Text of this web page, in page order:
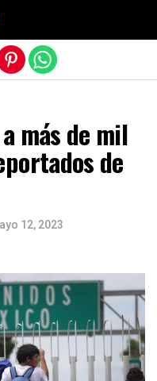
más de mil
de
12, 2023
móvil